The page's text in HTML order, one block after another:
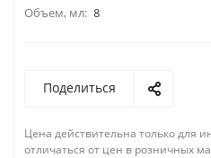
Объем, мл: 8
Поделиться
Цена действительна только для
отличаться от цен в розничных